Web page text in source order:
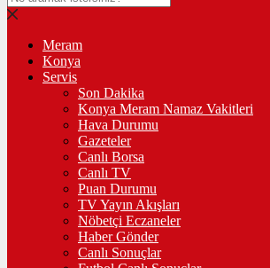
Meram
Konya
Servis
Son Dakika
Konya Meram Namaz Vakitleri
Hava Durumu
Gazeteler
Canlı Borsa
Canlı TV
Puan Durumu
TV Yayın Akışları
Nöbetçi Eczaneler
Haber Gönder
Canlı Sonuçlar